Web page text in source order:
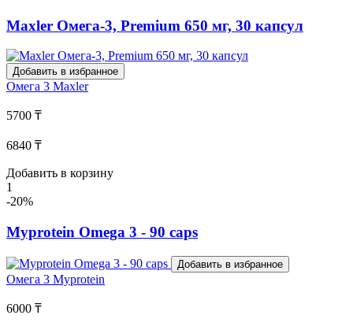
Maxler Омега-3, Premium 650 мг, 30 капсул
Добавить в избранное
Омега 3 Maxler
5700 ₸
6840 ₸
Добавить в корзину
1
-20%
Myprotein Omega 3 - 90 caps
Добавить в избранное
Омега 3 Myprotein
6000 ₸